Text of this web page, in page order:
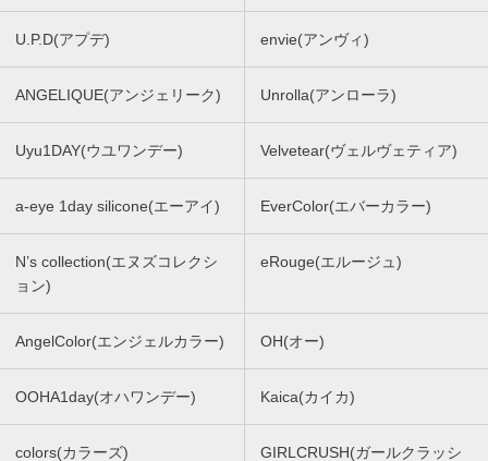
U.P.D(アプデ) envie(アンヴィ)
ANGELIQUE(アンジェリーク) Unrolla(アンローラ)
Uyu1DAY(ウユワンデー) Velvetear(ヴェルヴェティア)
a-eye 1day silicone(エーアイ) EverColor(エバーカラー)
N’s collection(エヌズコレクシ
ョン)
eRouge(エルージュ)
AngelColor(エンジェルカラー) OH(オー)
OOHA1day(オハワンデー) Kaica(カイカ)
colors(カラーズ) GIRLCRUSH(ガールクラッシ